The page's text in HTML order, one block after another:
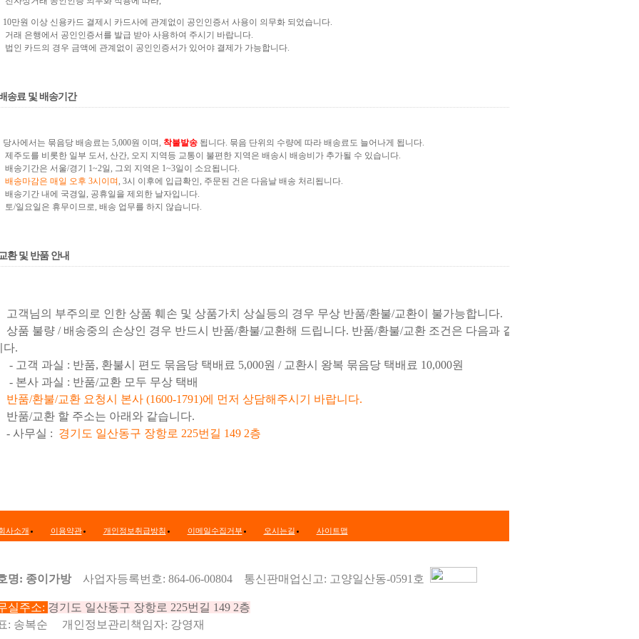
만원 이상 신용카드 결제시 카드사에 관계없이 공인인증서 사용이 의무화 되었습니다.
거래 은행에서 공인인증서를 발급 받아 사용하여 주시기 바랍니다.
법인 카드의 경우 금액에 관계없이 공인인증서가 있어야 결제가 가능합니다.
송료 및 배송기간
당사에서는 묶음당 배송료는 5,000원 이며, 착불발송 됩니다. 묶음 단위의 수량에 따라 배송료도 늘어나게 됩니다.
제주도를 비롯한 일부 도서, 산간, 오지 지역등 교통이 불편한 지역은 배송시 배송비가 추가될 수 있습니다.
배송기간은 서울/경기 1~2일, 그외 지역은 1~3일이 소요됩니다.
배송마감은 매일 오후 3시이며, 3시 이후에 입급확인, 주문된 건은 다음날 배송 처리됩니다.
배송기간 내에 국경일, 공휴일을 제외한 날자입니다.
토/일요일은 휴무이므로, 배송 업무를 하지 않습니다.
환 및 반품 안내
고객님의 부주의로 인한 상품 훼손 및 상품가치 상실등의 경우 무상 반품/환불/교환이 불가능합니다.
상품 불량 / 배송중의 손상인 경우 반드시 반품/환불/교환해 드립니다. 반품/환불/교환 조건은 다음과 같습
다.
- 고객 과실 : 반품, 환불시 편도 묶음당 택배료 5,000원 / 교환시 왕복 묶음당 택배료 10,000원
- 본사 과실 : 반품/교환 모두 무상 택배
반품/환불/교환 요청시 본사 (1600-1791)에 먼저 상담해주시기 바랍니다.
반품/교환 할 주소는 아래와 같습니다.
무실 : 경기도 일산동구 장항로 225번길 149 2층
사소개 이용약관 개인정보취급방침 이메일수집거부 오시는길 사이트맵
명: 종이가방사업자등록번호: 864-06-00804 통신판매업신고: 고양일산동-0591호
실주소: 경기도 일산동구 장항로 225번길 149 2층
: 송복순 개인정보관리책임자: 강영재